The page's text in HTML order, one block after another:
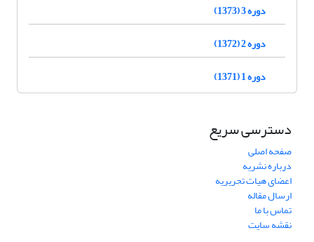
دوره 3 (1373)
دوره 2 (1372)
دوره 1 (1371)
دسترسی سریع
صفحه اصلی
درباره نشریه
اعضای هیات تحریریه
ارسال مقاله
تماس با ما
نقشه سایت